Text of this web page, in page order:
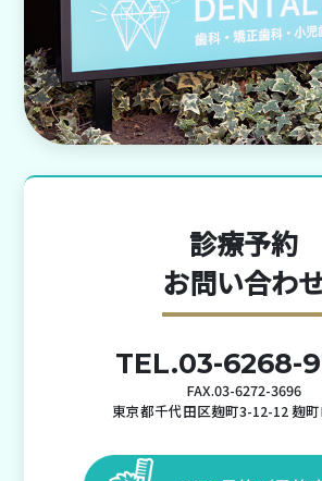
診療予約
お問い合わ
TEL.03-6268-
FAX.03-6272-3696
東京都千代田区麹町3-12-12 麹